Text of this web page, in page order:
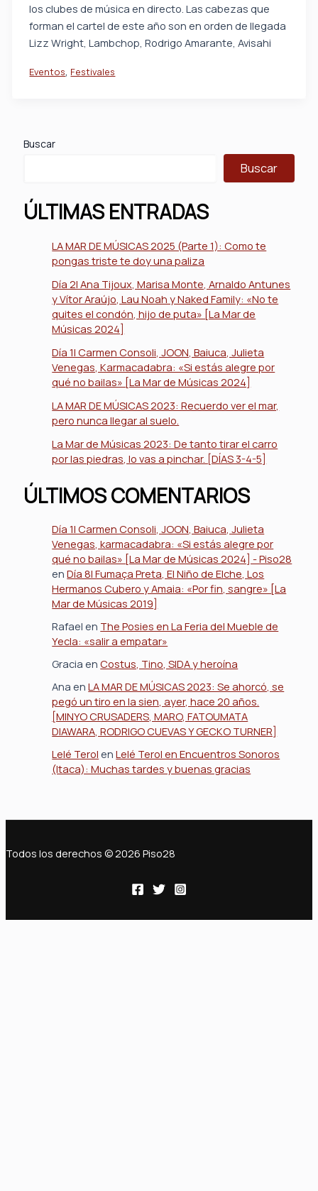
los clubes de música en directo. Las cabezas que
forman el cartel de este año son en orden de llegada
Lizz Wright, Lambchop, Rodrigo Amarante, Avisahi
Eventos, Festivales
Buscar
Buscar
ÚLTIMAS ENTRADAS
LA MAR DE MÚSICAS 2025 (Parte 1): Como te
pongas triste te doy una paliza
Día 2| Ana Tijoux, Marisa Monte, Arnaldo Antunes
y Vítor Araújo, Lau Noah y Naked Family: «No te
quites el condón, hijo de puta» [La Mar de
Músicas 2024]
Día 1| Carmen Consoli, JOON, Baiuca, Julieta
Venegas, Karmacadabra: «Si estás alegre por
qué no bailas» [La Mar de Músicas 2024]
LA MAR DE MÚSICAS 2023: Recuerdo ver el mar,
pero nunca llegar al suelo.
La Mar de Músicas 2023: De tanto tirar el carro
por las piedras, lo vas a pinchar. [DÍAS 3-4-5]
ÚLTIMOS COMENTARIOS
Día 1| Carmen Consoli, JOON, Baiuca, Julieta
Venegas, karmacadabra: «Si estás alegre por
qué no bailas» [La Mar de Músicas 2024] - Piso28
enDía 8| Fumaça Preta, El Niño de Elche, Los
Hermanos Cubero y Amaia: «Por fin, sangre» [La
Mar de Músicas 2019]
Rafael en The Posies en La Feria del Mueble de
Yecla: «salir a empatar»
Gracia enCostus, Tino, SIDA y heroína
Ana enLA MAR DE MÚSICAS 2023: Se ahorcó, se
pegó un tiro en la sien, ayer, hace 20 años.
[MINYO CRUSADERS, MARO, FATOUMATA
DIAWARA, RODRIGO CUEVAS Y GECKO TURNER]
Lelé Terol enLelé Terol en Encuentros Sonoros
(Itaca): Muchas tardes y buenas gracias
Todos los derechos © 2026 Piso28